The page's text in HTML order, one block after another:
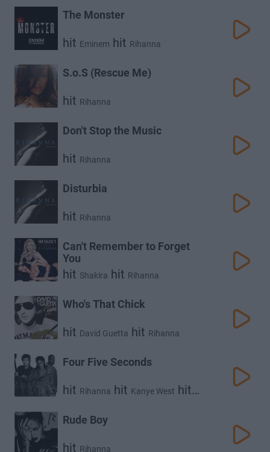
The Monster
hit Eminem hit Rihanna
S.o.S (Rescue Me)
hit Rihanna
Don't Stop the Music
hit Rihanna
Disturbia
hit Rihanna
Can't Remember to Forget
You
hit Shakira hit Rihanna
Who's That Chick
hit David Guetta hit Rihanna
Four Five Seconds
hit Rihanna hit Kanye West hit
Rude Boy
hit Rihanna